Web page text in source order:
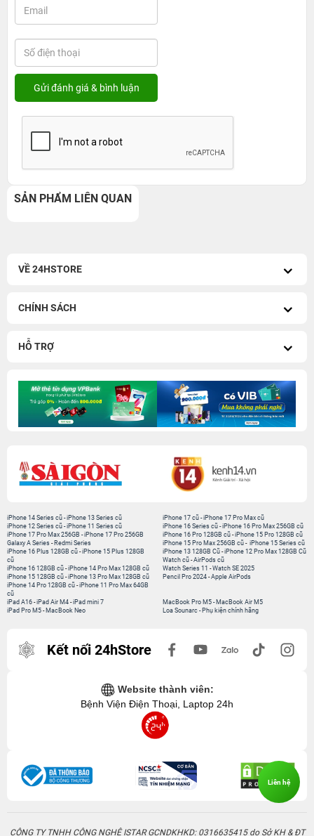
SẢN PHẨM LIÊN QUAN
VỀ 24HSTORE
CHÍNH SÁCH
HỖ TRỢ
iPhone 14 Series cũ -iPhone 13 Series cũ
iPhone 12 Series cũ -iPhone 11 Series cũ
iPhone 17 Pro Max 256GB -iPhone 17 Pro 256GB
Galaxy A Series - Redmi Series
iPhone 17 cũ-iPhone 17 Pro Max cũ
iPhone 16 Series cũ- iPhone 16 Pro Max 256GB cũ
iPhone 16 Pro 128GB cũ-iPhone 15 Pro 128GB cũ
iPhone 15 Pro Max 256GB cũ- iPhone 15 Series cũ
iPhone 16 Plus 128GB cũ -iPhone 15 Plus 128GB
cũ
iPhone 16 128GB cũ -iPhone 14 Pro Max 128GB cũ
iPhone 15 128GB cũ -iPhone 13 Pro Max 128GB cũ
iPhone 14 Pro 128GB cũ -iPhone 11 Pro Max 64GB
cũ
iPhone 13 128GB Cũ-iPhone 12 Pro Max 128GB Cũ
Watch cũ-AirPods cũ
Watch Series 11 -Watch SE 2025
Pencil Pro 2024-Apple AirPods
iPad A16 -iPad Air M4 -iPad mini 7
iPad Pro M5 - MacBook Neo
MacBook Pro M5- MacBook Air M5
Loa Sounarc- Phụ kiện chính hãng
Kết nối 24hStore
Website thành viên:
Bệnh Viện Điện Thoại, Laptop 24h
CÔNG TY TNHH CÔNG NGHỆ ISTAR GCNDKHKD: 0316635415 do Sở KH & ĐT
Liên hệ